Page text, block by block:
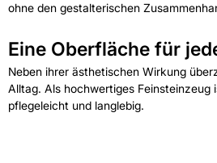
ohne den gestalterischen
Eine Oberfläche für
Neben ihrer ästhetischen Wirkung
Alltag. Als hochwertiges Feinsteinzeug
pflegeleicht und langlebig.